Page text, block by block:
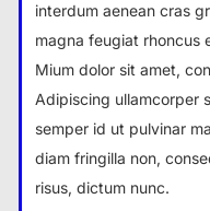
interdum aenean cras
magna feugiat rhoncus
Mium dolor sit amet,
Adipiscing ullamcorper
semper id ut pulvinar
diam fringilla non,
risus, dictum nunc.